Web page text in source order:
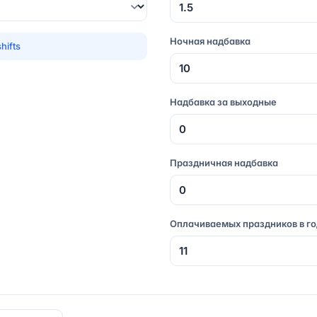
Ночная надбавка
Надбавка за выходные
Праздничная надбавка
Оплачиваемых праздников в